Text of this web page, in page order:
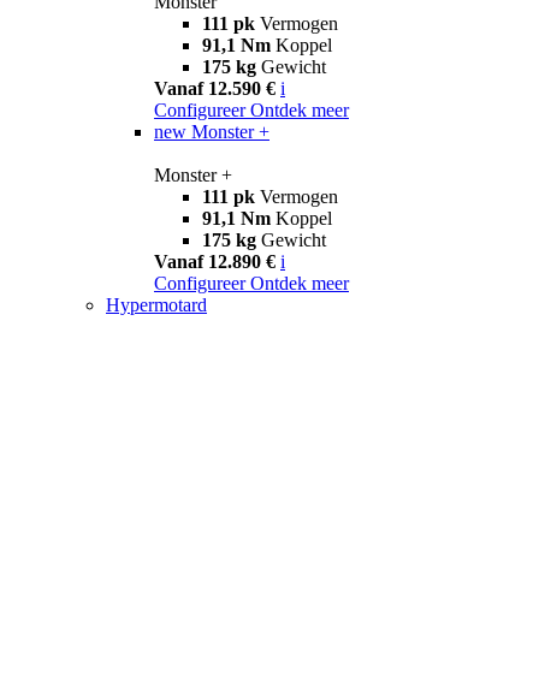
111 pk Vermogen
91,1 Nm Koppel
175 kg Gewicht
Vanaf 12.590 € i
Configureer Ontdek meer
new Monster +
Monster +
111 pk Vermogen
91,1 Nm Koppel
175 kg Gewicht
Vanaf 12.890 € i
Configureer Ontdek meer
Hypermotard